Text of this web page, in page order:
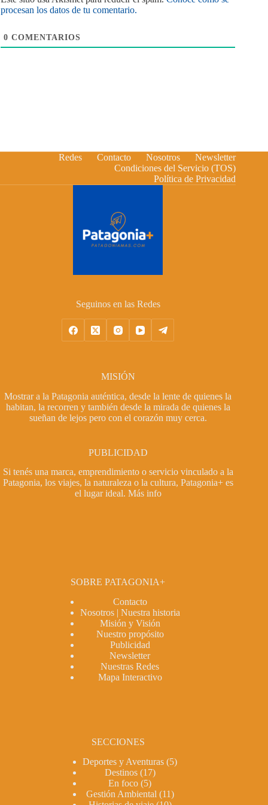
procesan los datos de tu comentario.
0 COMENTARIOS
Redes Contacto Nosotros
Newsletter
Condiciones del Servicio (TOS)
Política de Privacidad
Seguinos en las Redes
MISIÓN
Mostrar a la Patagonia auténtica, desde la lente de quienes la
habitan, la recorren y también desde la mirada de quienes la
sueñan de lejos pero con el corazón muy cerca.
PUBLICIDAD
Si tenés una marca, emprendimiento o servicio vinculado a la
Patagonia, los viajes, la naturaleza o la cultura, Patagonia+ es
el lugar ideal. Más info
SOBRE PATAGONIA+
Contacto
Nosotros | Nuestra historia
Misión y Visión
Nuestro propósito
Publicidad
Newsletter
Nuestras Redes
Mapa Interactivo
SECCIONES
Deportes y Aventuras (5)
Destinos(17)
En foco (5)
Gestión Ambiental (11)